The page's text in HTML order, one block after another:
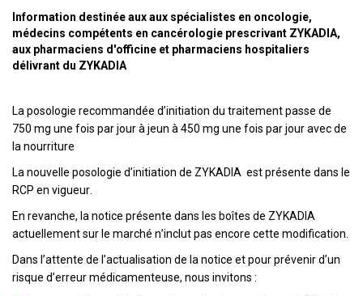
Information destinée aux aux spécialistes en oncologie,
médecins compétents en cancérologie prescrivant ZYKADIA,
aux pharmaciens d'officine et pharmaciens hospitaliers
délivrant du ZYKADIA
La posologie recommandée d’initiation du traitement passe de
750 mg une fois par jour à jeun à 450 mg une fois par jour avec de
la nourriture
La nouvelle posologie d’initiation de ZYKADIA est présente dans le
RCP en vigueur.
En revanche, la notice présente dans les boîtes de ZYKADIA
actuellement sur le marché n’inclut pas encore cette modification.
Dans l’attente de l’actualisation de la notice et pour prévenir d’un
risque d’erreur médicamenteuse, nous invitons :